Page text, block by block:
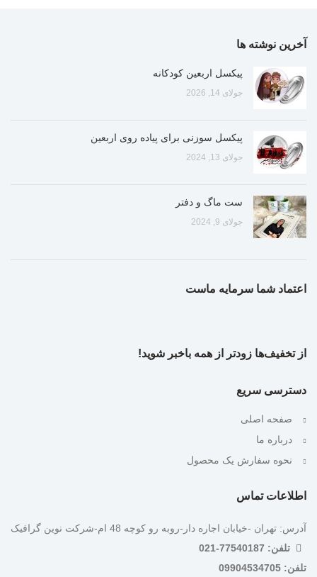
آخرین نوشته ها
پیکسل اربعین کودکانه
جولای 14, 2026
پیکسل سوزنی برای پیاده روی اربعین
جولای 13, 2024
ست ماگ و دفتر
جولای 9, 2024
اعتماد شما سرمایه ماست
از تخفیف‌ها زودتر از همه باخبر شوید!
دسترسی سریع
صفحه اصلی
درباره ما
نحوه سفارش یک محصول
اطلاعات تماس
آدرس: تهران -خیابان اجاره دار-روبه رو کوچه 48 ام-شرکت نوین گرافیک
تلفن: 77540187-021
تلفن: 09904534705